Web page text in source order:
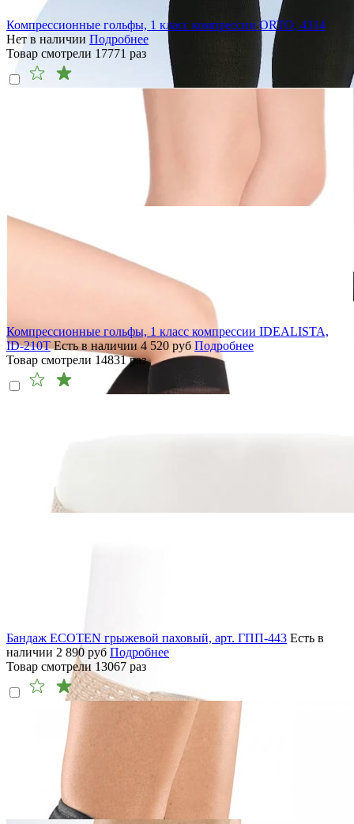
Компрессионные гольфы, 1 класс компрессии ORTO, 4314
Нет в наличии Подробнее
Товар смотрели 17771 раз
Компрессионные гольфы, 1 класс компрессии IDEALISTA,
ID-210T Есть в наличии 4 520 руб Подробнее
Товар смотрели 14831раз
Бандаж ECOTEN грыжевой паховый, арт. ГПП-443 Есть в
наличии 2 890 руб Подробнее
Товар смотрели 13067 раз